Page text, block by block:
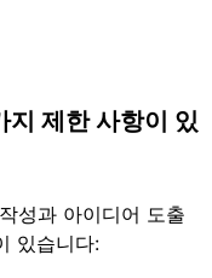
제한 사항이 있
성과 아이디어 도출
있습니다: